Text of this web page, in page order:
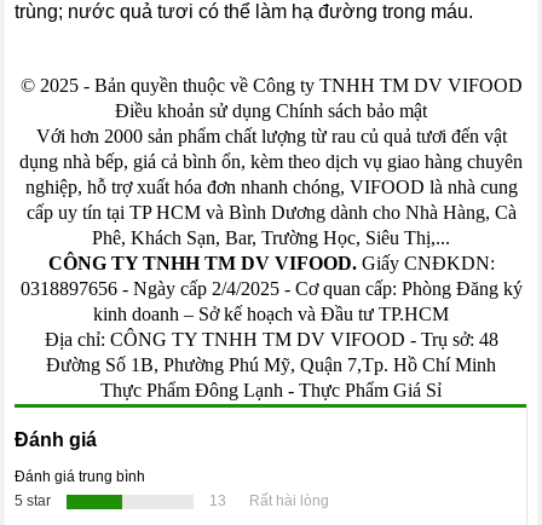
trùng; nước quả tươi có thể làm hạ đường trong máu.
© 2025 - Bản quyền thuộc về Công ty TNHH TM DV VIFOOD
Điều khoản sử dụng Chính sách bảo mật
Với hơn 2000 sản phẩm chất lượng từ rau củ quả tươi đến vật
dụng nhà bếp, giá cả bình ổn, kèm theo dịch vụ giao hàng chuyên
nghiệp, hỗ trợ xuất hóa đơn nhanh chóng, VIFOOD là nhà cung
cấp uy tín tại TP HCM và Bình Dương dành cho Nhà Hàng, Cà
Phê, Khách Sạn, Bar, Trường Học, Siêu Thị,...
CÔNG TY TNHH TM DV VIFOOD.Giấy CNĐKDN:
0318897656 - Ngày cấp 2/4/2025 - Cơ quan cấp: Phòng Đăng ký
kinh doanh – Sở kế hoạch và Đầu tư TP.HCM
Địa chỉ: CÔNG TY TNHH TM DV VIFOOD - Trụ sở: 48
Đường Số 1B, Phường Phú Mỹ, Quận 7,Tp. Hồ Chí Minh
Thực Phẩm Đông Lạnh - Thực Phẩm Giá Sỉ
Đánh giá
Đánh giá trung bình
5 star
13
Rất hài lòng